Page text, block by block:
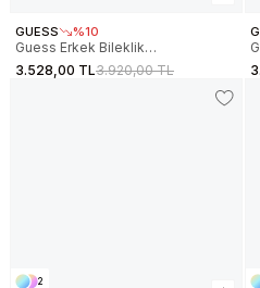
GUESS %10
Guess Erkek Bileklik
JGUJUMB05102JWSTS
3.528,00 TL3.920,00 TL
2